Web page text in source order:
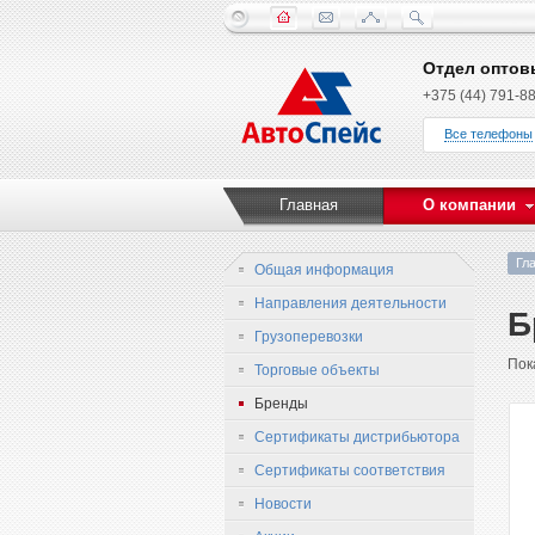
Отдел
+375 (44) 791-
Все телефоны
Главная О компании
Общая информация
Направления деятельности
Грузоперевозки
Торговые объекты
Бренды
Сертификаты дистрибьютора
Сертификаты соответствия
Новости